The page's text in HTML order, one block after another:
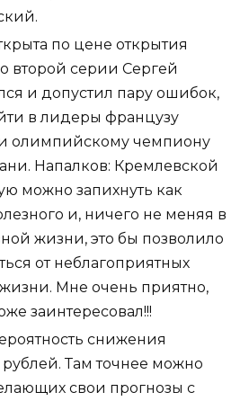
по цене открытия
второй серии Сергей
и допустил пару ошибок,
в лидеры французу
олимпийскому чемпиону
Напалков: Кремлевской
можно запихнуть как
и, ничего не меняя в
жизни, это бы позволило
от неблагоприятных
Мне очень приятно,
заинтересовал!!!
снижения
Там точнее можно
свои прогнозы с